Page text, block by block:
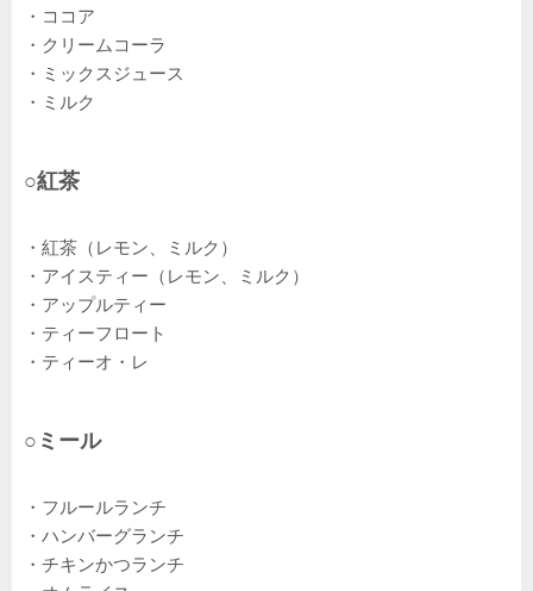
・ココア
・クリームコーラ
・ミックスジュース
・ミルク
○紅茶
・紅茶（レモン、ミルク）
・アイスティー（レモン、ミルク）
・アップルティー
・ティーフロート
・ティーオ・レ
○ミール
・フルールランチ
・ハンバーグランチ
・チキンかつランチ